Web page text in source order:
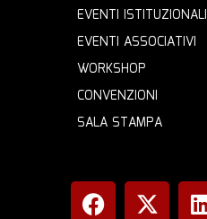
EVENTI ISTITUZIONALI
EVENTI ASSOCIATIVI
WORKSHOP
CONVENZIONI
SALA STAMPA